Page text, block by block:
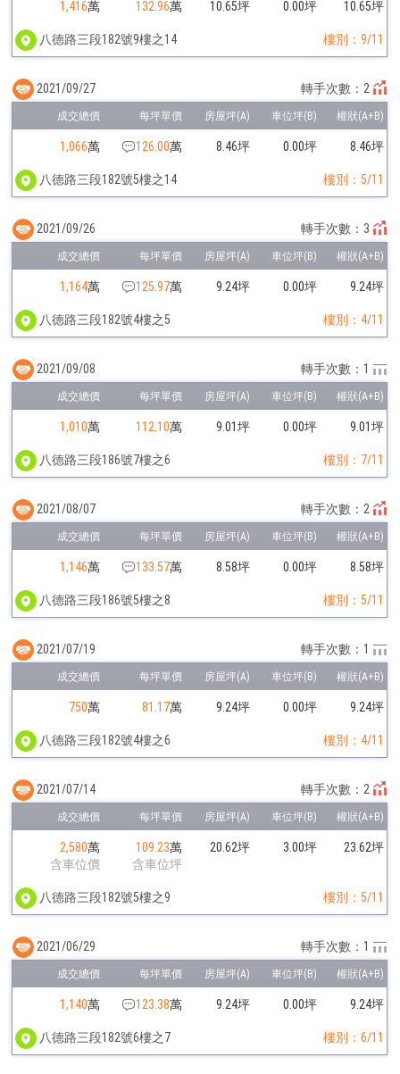
1,416萬 132.96萬 10.65坪 0.00坪 10.65坪
八德路三段182號9樓之14 樓別：9/11
1,066萬 126.00萬 8.46坪 0.00坪 8.46坪
八德路三段182號5樓之14 樓別：5/11
2021/09/27 轉手次數：2
1,164萬 125.97萬 9.24坪 0.00坪 9.24坪
八德路三段182號4樓之5 樓別：4/11
2021/09/26 轉手次數：3
1,010萬 112.10萬 9.01坪 0.00坪 9.01坪
八德路三段186號7樓之6 樓別：7/11
2021/09/08 轉手次數：1
1,146萬 133.57萬 8.58坪 0.00坪 8.58坪
八德路三段186號5樓之8 樓別：5/11
2021/08/07 轉手次數：2
750萬 81.17萬 9.24坪 0.00坪 9.24坪
八德路三段182號4樓之6 樓別：4/11
2021/07/19 轉手次數：1
2,580萬
含車位價
109.23萬
含車位坪
20.62坪 3.00坪 23.62坪
八德路三段182號5樓之9 樓別：5/11
2021/07/14 轉手次數：2
1,140萬 123.38萬 9.24坪 0.00坪 9.24坪
八德路三段182號6樓之7 樓別：6/11
2021/06/29 轉手次數：1